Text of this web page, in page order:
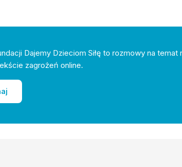
Dajemy Dzieciom Siłę to rozmowy na
zagrożeń online.